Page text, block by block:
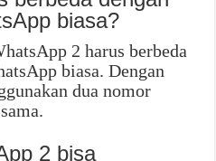
biasa?
2 harus berbeda
biasa. Dengan
dua nomor
2 bisa